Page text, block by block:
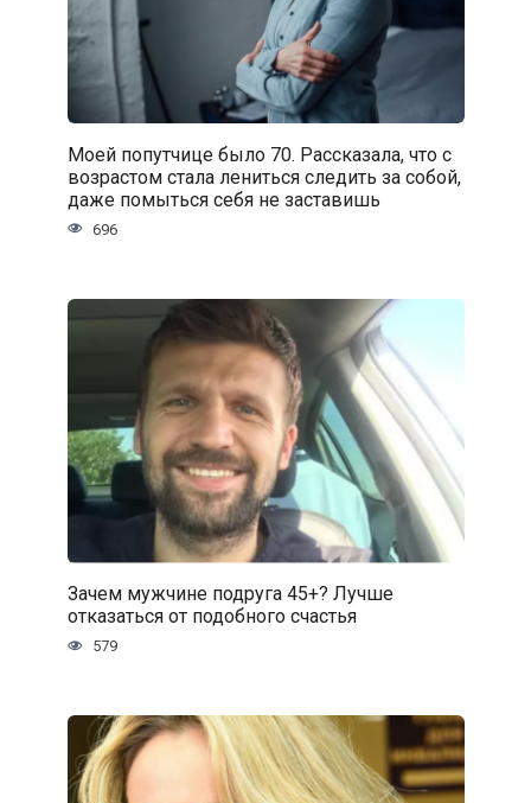
Моей попутчице было 70. Рассказала, что с
возрастом стала лениться следить за собой,
даже помыться себя не заставишь
696
Зачем мужчине подруга 45+? Лучше
отказаться от подобного счастья
579